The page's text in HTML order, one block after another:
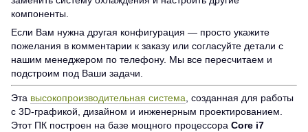
компоненты.
Если Вам нужна другая конфигурация — просто укажите
пожелания в комментарии к заказу или согласуйте детали с
нашим менеджером по телефону. Мы все пересчитаем и
подстроим под Ваши задачи.
Эта высокопроизводительная система , созданная для работы
с 3D-графикой, дизайном и инженерным проектированием.
Этот ПК построен на базе мощного процессора Core i7